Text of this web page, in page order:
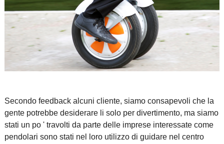
Secondo feedback alcuni cliente, siamo consapevoli che la
gente potrebbe desiderare li solo per divertimento, ma siamo
stati un po ' travolti da parte delle imprese interessate come
pendolari sono stati nel loro utilizzo di guidare nel centro